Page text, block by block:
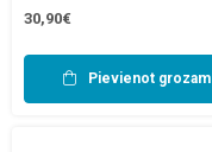
30,90€
Pievienot grozam